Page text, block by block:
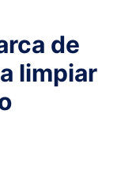
de
limpiar